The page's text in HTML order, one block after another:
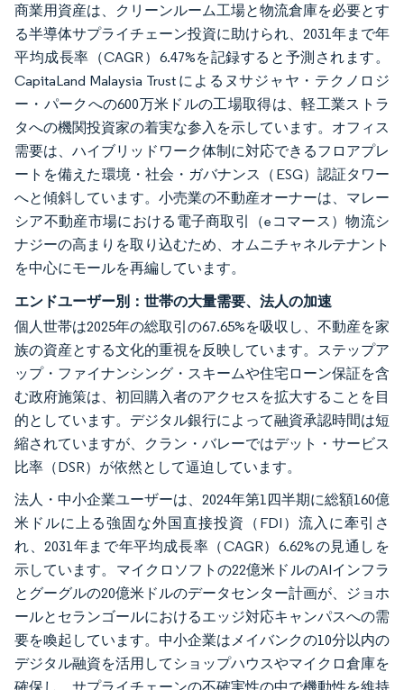
商業用資産は、クリーンルーム工場と物流倉庫を必要とす
る半導体サプライチェーン投資に助けられ、2031年まで年
平均成長率（CAGR）6.47%を記録すると予測されます。
CapitaLand Malaysia Trust によるヌサジャヤ・テクノロジ
ー・パークへの600万米ドルの工場取得は、軽工業ストラ
タへの機関投資家の着実な参入を示しています。オフィス
需要は、ハイブリッドワーク体制に対応できるフロアプレ
ートを備えた環境・社会・ガバナンス（ESG）認証タワー
へと傾斜しています。小売業の不動産オーナーは、マレー
シア不動産市場における電子商取引（eコマース）物流シ
ナジーの高まりを取り込むため、オムニチャネルテナント
を中心にモールを再編しています。
エンドユーザー別：世帯の大量需要、法人の加速
個人世帯は2025年の総取引の67.65%を吸収し、不動産を家
族の資産とする文化的重視を反映しています。ステップア
ップ・ファイナンシング・スキームや住宅ローン保証を含
む政府施策は、初回購入者のアクセスを拡大することを目
的としています。デジタル銀行によって融資承認時間は短
縮されていますが、クラン・バレーではデット・サービス
比率（DSR）が依然として逼迫しています。
法人・中小企業ユーザーは、2024年第1四半期に総額160億
米ドルに上る強固な外国直接投資（FDI）流入に牽引さ
れ、2031年まで年平均成長率（CAGR）6.62%の見通しを
示しています。マイクロソフトの22億米ドルのAIインフラ
とグーグルの20億米ドルのデータセンター計画が、ジョホ
ールとセランゴールにおけるエッジ対応キャンパスへの需
要を喚起しています。中小企業はメイバンクの10分以内の
デジタル融資を活用してショップハウスやマイクロ倉庫を